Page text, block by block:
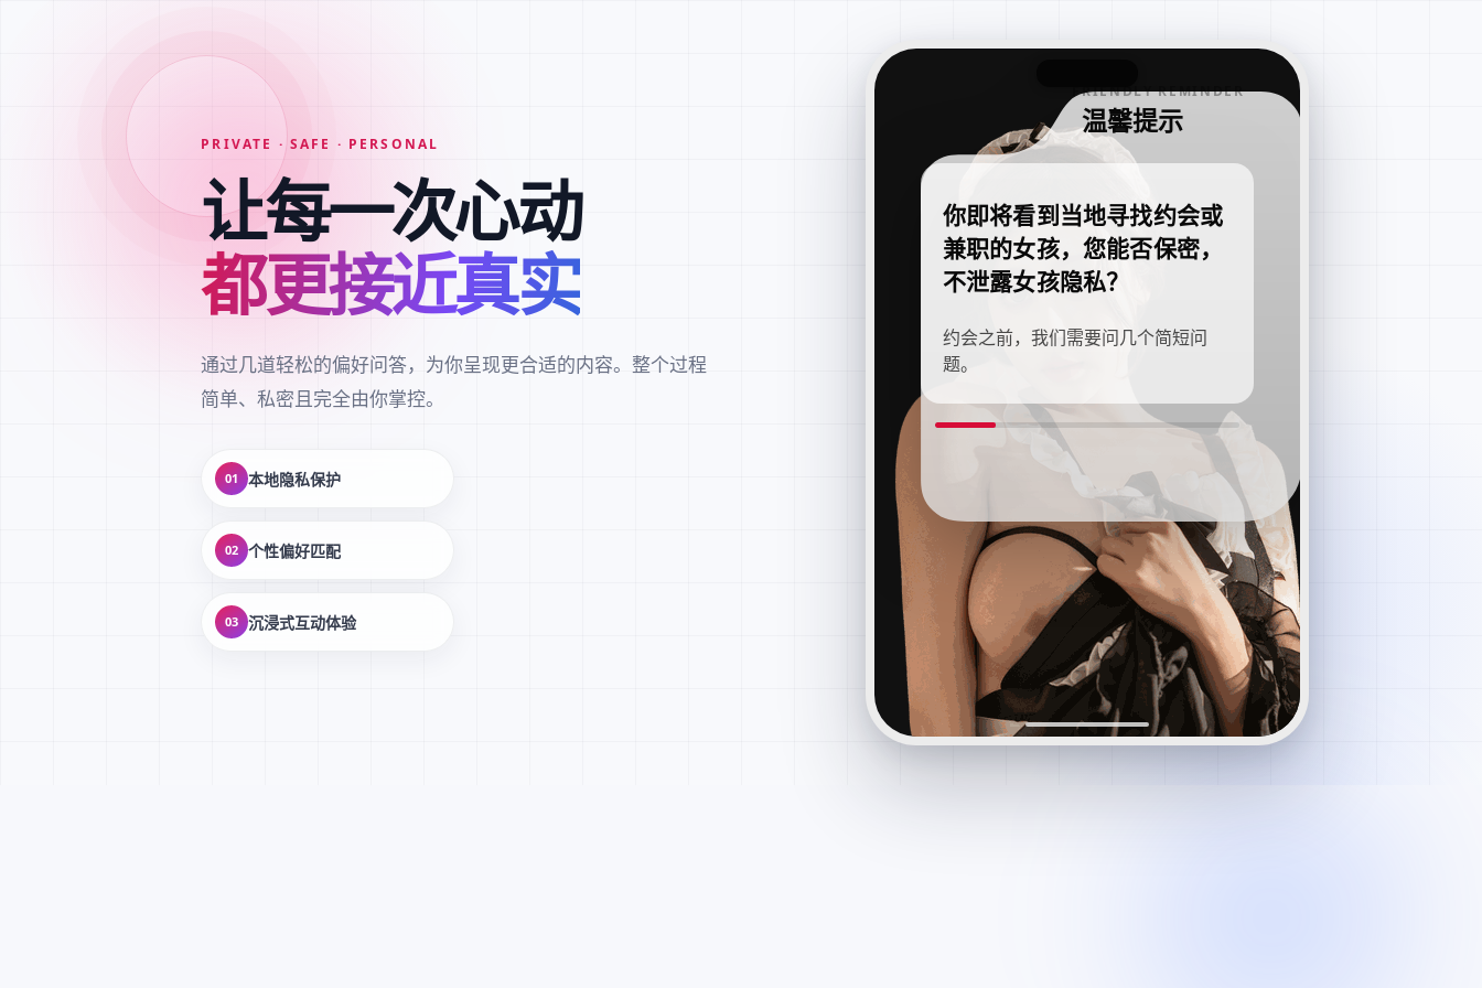
PRIVATE · SAFE · PERSONAL
让每一次心动
都更接近真实
通过几道轻松的偏好问答，为你呈现更合适的内容。整个过程
简单、私密且完全由你掌控。
01 本地隐私保护
02 个性偏好匹配
03 沉浸式互动体验
FRIENDLY REMINDER
温馨提示
你即将看到当地寻找约会或
兼职的女孩，您能否保密，
不泄露女孩隐私？
约会之前，我们需要问几个简短问
题。